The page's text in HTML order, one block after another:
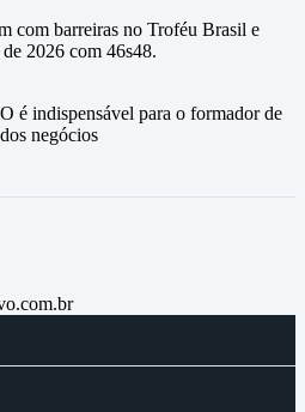
com barreiras no Troféu Brasil e
2026 com 46s48.
indispensável para o formador de
negócios